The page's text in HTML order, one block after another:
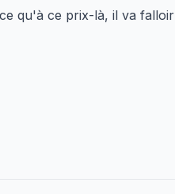
qu'à ce prix-là, il va falloir